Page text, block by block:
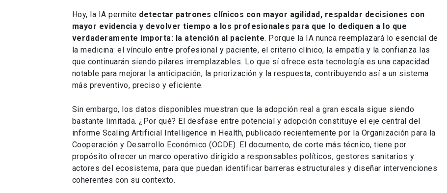
Hoy, la IA permite detectar patrones clínicos con mayor agilidad, respaldar decisiones con
mayor evidencia y devolver tiempo a los profesionales para que lo dediquen a lo que
verdaderamente importa: la atención al paciente. Porque la IA nunca reemplazará lo esencial de
la medicina: el vínculo entre profesional y paciente, el criterio clínico, la empatía y la confianza las
que continuarán siendo pilares irremplazables. Lo que sí ofrece esta tecnología es una capacidad
notable para mejorar la anticipación, la priorización y la respuesta, contribuyendo así a un sistema
más preventivo, preciso y eficiente.
Sin embargo, los datos disponibles muestran que la adopción real a gran escala sigue siendo
bastante limitada. ¿Por qué? El desfase entre potencial y adopción constituye el eje central del
informe Scaling Artificial Intelligence in Health, publicado recientemente por la Organización para la
Cooperación y Desarrollo Económico (OCDE). El documento, de corte más técnico, tiene por
propósito ofrecer un marco operativo dirigido a responsables políticos, gestores sanitarios y
actores del ecosistema, para que puedan identificar barreras estructurales y diseñar intervenciones
coherentes con su contexto.